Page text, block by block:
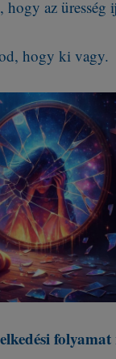
az üresség
hogy ki vagy.
folyamat